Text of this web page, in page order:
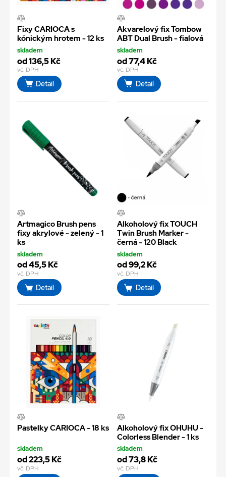
Fixy CARIOCA s
kónickým hrotem - 12 ks
skladem
od 136,5 Kč
vč. DPH
Detail
Akvarelový fix Tombow
ABT Dual Brush - fialová
skladem
od 77,4 Kč
vč. DPH
Detail
Artmagico Brush pens
fixy akrylové - zelený - 1
ks
skladem
od 45,5 Kč
vč. DPH
Detail
Alkoholový fix TOUCH
Twin Brush Marker -
černá - 120 Black
skladem
od 99,2 Kč
vč. DPH
Detail
Pastelky CARIOCA - 18 ks
skladem
od 223,5 Kč
vč. DPH
Alkoholový fix OHUHU -
Colorless Blender - 1 ks
skladem
od 73,8 Kč
vč. DPH